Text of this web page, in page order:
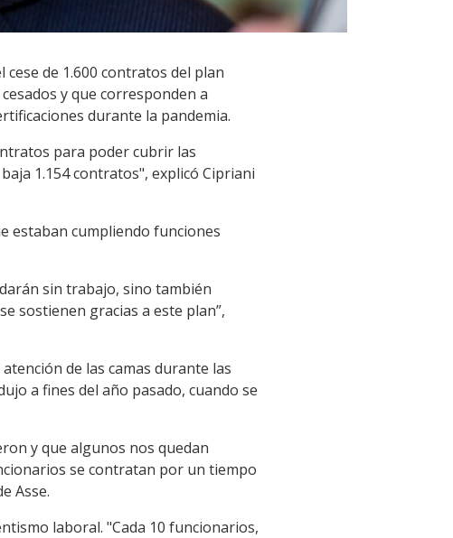
cese de 1.600 contratos del plan
y que corresponden a
durante la pandemia.
para poder cubrir las
1.154 contratos", explicó Cipriani
estaban cumpliendo funciones
sin trabajo, sino también
sostienen gracias a este plan”,
de las camas durante las
a fines del año pasado, cuando se
y que algunos nos quedan
se contratan por un tiempo
Asse.
laboral. "Cada 10 funcionarios,